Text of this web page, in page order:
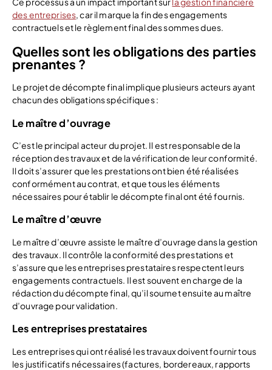
des entreprises, car il marque la fin des engagements
contractuels et le règlement final des sommes dues.
Quelles sont les obligations des parties
prenantes ?
Le projet de décompte final implique plusieurs acteurs ayant
chacun des obligations spécifiques :
Le maître d’ouvrage
C’est le principal acteur du projet. Il est responsable de la
réception des travaux et de la vérification de leur conformité.
Il doit s’assurer que les prestations ont bien été réalisées
conformément au contrat, et que tous les éléments
nécessaires pour établir le décompte final ont été fournis.
Le maître d’œuvre
Le maître d’œuvre assiste le maître d’ouvrage dans la gestion
des travaux. Il contrôle la conformité des prestations et
s’assure que les entreprises prestataires respectent leurs
engagements contractuels. Il est souvent en charge de la
rédaction du décompte final, qu’il soumet ensuite au maître
d’ouvrage pour validation.
Les entreprises prestataires
Les entreprises qui ont réalisé les travaux doivent fournir tous
les justificatifs nécessaires (factures, bordereaux, rapports